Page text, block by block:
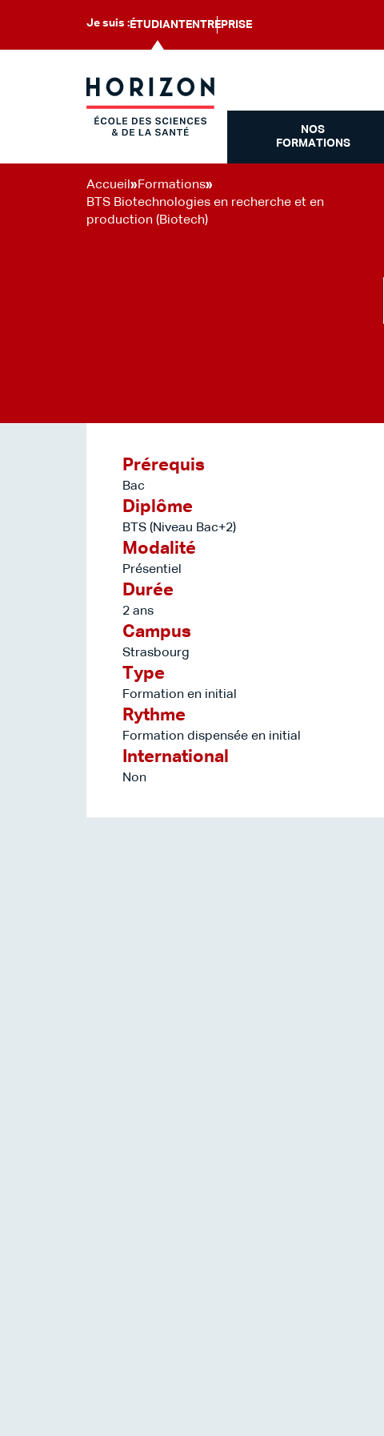
Je suis : ÉTUDIANT ENTREPRISE
NOS
FORMATIONS
Accueil »Formations»
BTS Biotechnologies en recherche et en
production (Biotech)
Prérequis
Bac
Diplôme
BTS (Niveau Bac+2)
Modalité
Présentiel
Durée
2 ans
Campus
Strasbourg
Type
Formation en initial
Rythme
Formation dispensée en initial
International
Non